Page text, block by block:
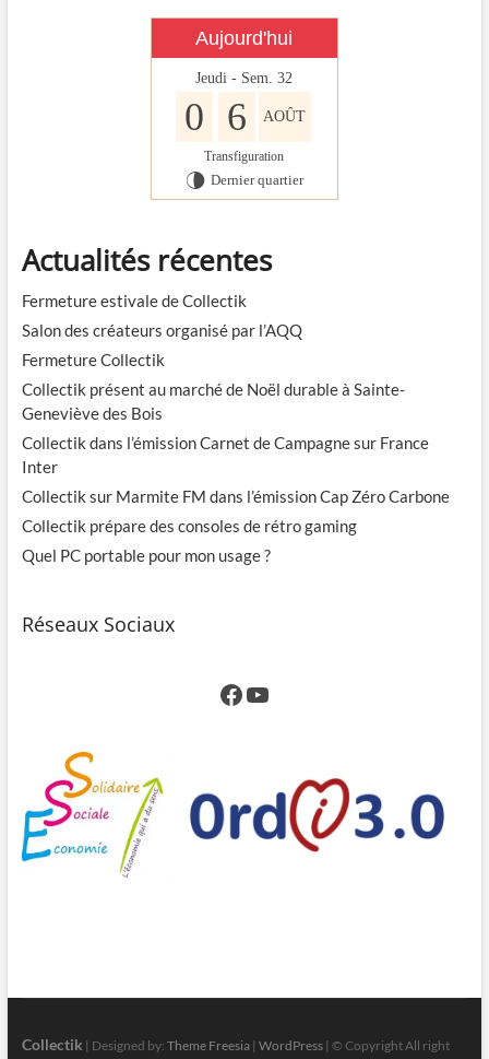
Aujourd'hui
Jeudi - Sem. 32
0 6 AOÛT
Transfiguration
U Dernier quartier
Actualités récentes
Fermeture estivale de Collectik
Salon des créateurs organisé par l’AQQ
Fermeture Collectik
Collectik présent au marché de Noël durable à Sainte-
Geneviève des Bois
Collectik dans l’émission Carnet de Campagne sur France
Inter
Collectik sur Marmite FM dans l’émission Cap Zéro Carbone
Collectik prépare des consoles de rétro gaming
Quel PC portable pour mon usage ?
Réseaux Sociaux
Facebook
YouTube
Collectik | Designed by: Theme Freesia| WordPress| © Copyright All right